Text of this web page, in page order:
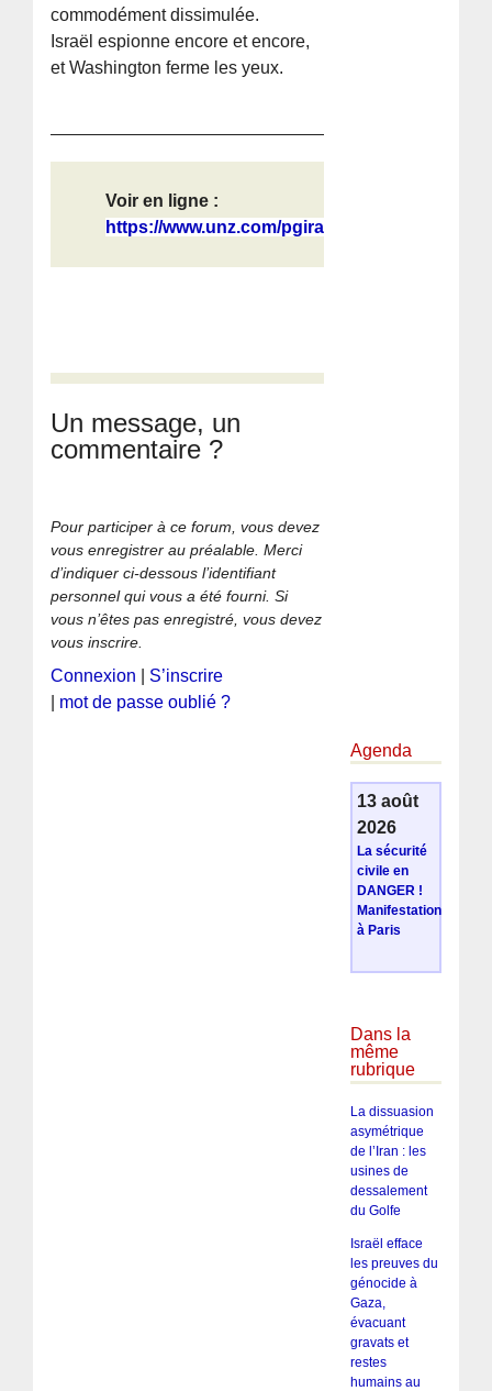
commodément dissimulée.
Israël espionne encore et encore,
et Washington ferme les yeux.
Voir en ligne :
https://www.unz.com/pgiraldi/ghisla...
Un message, un
commentaire ?
Pour participer à ce forum, vous devez
vous enregistrer au préalable. Merci
d’indiquer ci-dessous l’identifiant
personnel qui vous a été fourni. Si
vous n’êtes pas enregistré, vous devez
vous inscrire.
Connexion
S’inscrire
mot de passe oublié ?
Agenda
13 août
2026
La sécurité
civile en
DANGER !
Manifestation
à Paris
Dans la
même
rubrique
La dissuasion
asymétrique
de l’Iran : les
usines de
dessalement
du Golfe
Israël efface
les preuves du
génocide à
Gaza,
évacuant
gravats et
restes
humains au